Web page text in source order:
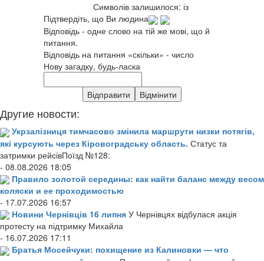
Символів залишилося: із
Підтвердіть, що Ви людина
Відповідь - одне слово на тій же мові, що й
питання.
Відповідь на питання «скільки» - число
Нову загадку, будь-ласка
Другие новости:
Укрзалізниця тимчасово змінила маршрути низки потягів,
які курсують через Кіровоградську область. Статус та
затримки рейсівПоїзд №128:
- 08.08.2026 18:05
Правило золотой середины: как найти баланс между весом
коляски и ее проходимостью
- 17.07.2026 16:57
Новини Чернівців 16 липня У Чернівцях відбулася акція
протесту на підтримку Михайла
- 16.07.2026 17:11
Братья Мосейчуки: похищение из Калиновки — что